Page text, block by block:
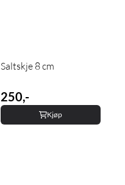
Saltskje 8 cm
250,-
Kjøp